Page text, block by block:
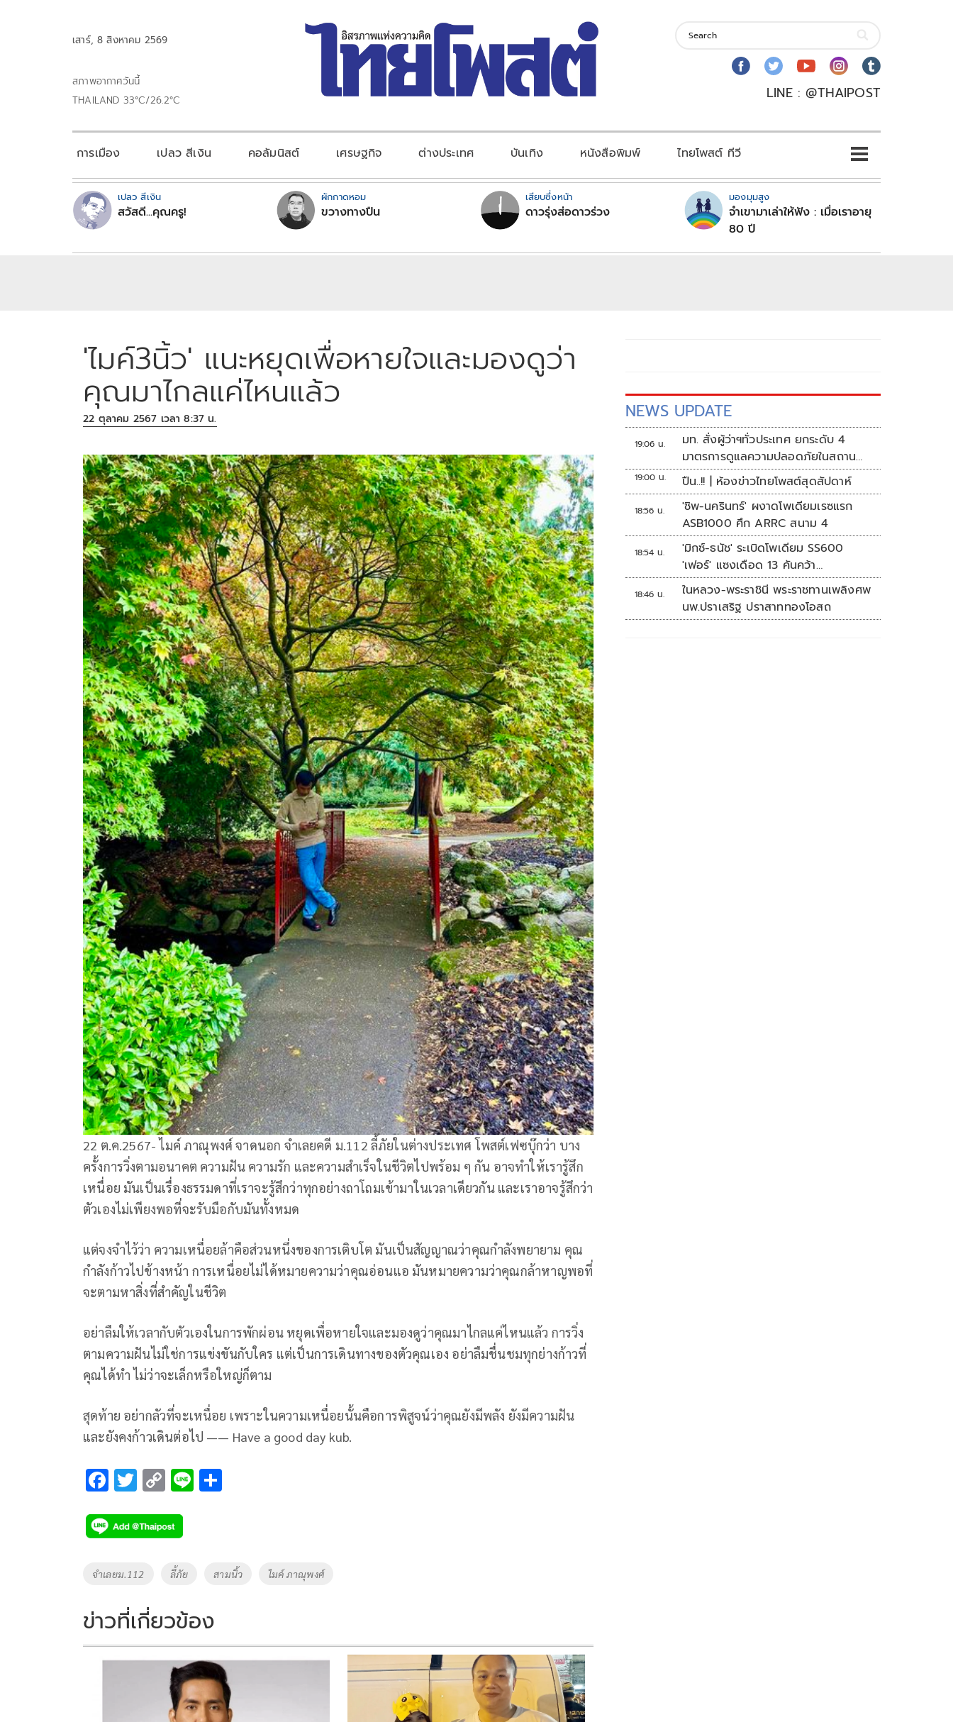
เสาร์, 8 สิงหาคม 2569
สภาพอากาศวันนี้
THAILAND 33°C/26.2°C
LINE : @THAIPOST
การเมือง เปลว สีเงิน คอลัมนิสต์ เศรษฐกิจ ต่างประเทศ บันเทิง หนังสือพิมพ์ ไทยโพสต์ ทีวี
เปลว สีเงิน
สวัสดี...คุณครู!
ผักกาดหอม
ขวางทางปืน
เสียบซึ่งหน้า
ดาวรุ่งส่อดาวร่วง
มองมุมสูง
จำเขามาเล่าให้ฟัง : เมื่อเราอายุ
80 ปี
'ไมค์3นิ้ว' แนะหยุดเพื่อหายใจและมองดูว่า
คุณมาไกลแค่ไหนแล้ว
22 ตุลาคม 2567 เวลา 8:37 น.
22 ต.ค.2567- ไมค์ ภาณุพงศ์ จาดนอก จำเลยคดี ม.112 ลี้ภัยในต่างประเทศ โพสต์เฟซบุ๊กว่า บาง
ครั้งการวิ่งตามอนาคต ความฝัน ความรัก และความสำเร็จในชีวิตไปพร้อม ๆ กัน อาจทำให้เรารู้สึก
เหนื่อย มันเป็นเรื่องธรรมดาที่เราจะรู้สึกว่าทุกอย่างถาโถมเข้ามาในเวลาเดียวกัน และเราอาจรู้สึกว่า
ตัวเองไม่เพียงพอที่จะรับมือกับมันทั้งหมด
แต่จงจำไว้ว่า ความเหนื่อยล้าคือส่วนหนึ่งของการเติบโต มันเป็นสัญญาณว่าคุณกำลังพยายาม คุณ
กำลังก้าวไปข้างหน้า การเหนื่อยไม่ได้หมายความว่าคุณอ่อนแอ มันหมายความว่าคุณกล้าหาญพอที่
จะตามหาสิ่งที่สำคัญในชีวิต
อย่าลืมให้เวลากับตัวเองในการพักผ่อน หยุดเพื่อหายใจและมองดูว่าคุณมาไกลแค่ไหนแล้ว การวิ่ง
ตามความฝันไม่ใช่การแข่งขันกับใคร แต่เป็นการเดินทางของตัวคุณเอง อย่าลืมชื่นชมทุกย่างก้าวที่
คุณได้ทำ ไม่ว่าจะเล็กหรือใหญ่ก็ตาม
สุดท้าย อย่ากลัวที่จะเหนื่อย เพราะในความเหนื่อยนั้นคือการพิสูจน์ว่าคุณยังมีพลัง ยังมีความฝัน
และยังคงก้าวเดินต่อไป —— Have a good day kub.
F
e
b
o
k
T
tt
er
C
p
y
Li
k
Li
Tags
จำเลยม.112 ลี้ภัย สามนิ้ว ไมค์ ภาณุพงศ์
ข่าวที่เกี่ยวข้อง
NEWS UPDATE
19:06 น.
มท. สั่งผู้ว่าฯทั่วประเทศ ยกระดับ 4
มาตรการดูแลความปลอดภัยในสถาน
ศึกษา
19:00 น. ปืน..!! | ห้องข่าวไทยโพสต์สุดสัปดาห์
18:56 น.
'ชิพ-นครินทร์' ผงาดโพเดียมเรซแรก
ASB1000 ศึก ARRC สนาม 4
18:54 น.
'มิกซ์-ธนัช' ระเบิดโพเดียม SS600
'เฟอร์' แซงเดือด 13 คันคว้า
แต้ม ศึก ARRC สนาม 4
18:46 น.
ในหลวง-พระราชินี พระราชทานเพลิงศพ
นพ.ปราเสริฐ ปราสาททองโอสถ